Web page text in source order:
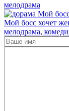
мелодрама
Мой босс хочет
мелодрама,